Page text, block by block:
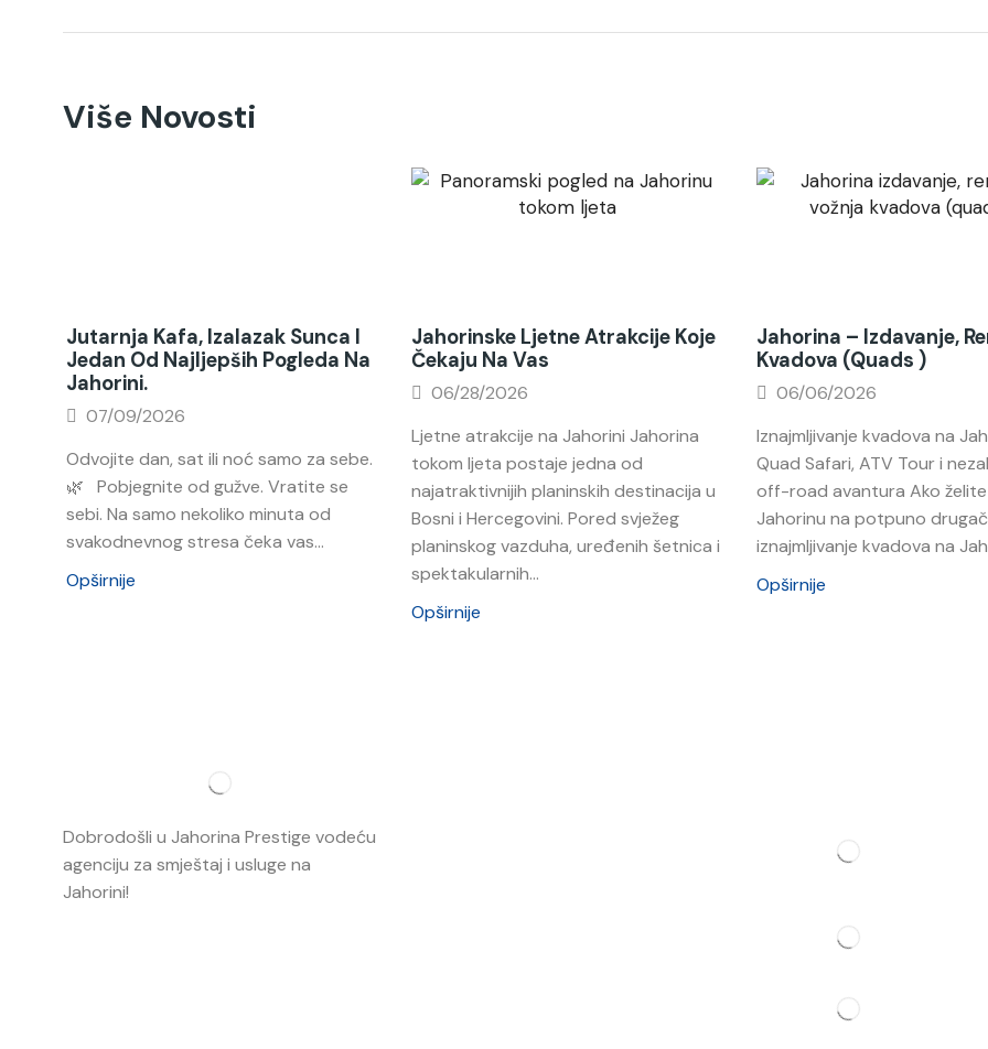
Više Novosti
Jutarnja Kafa, Izalazak Sunca I
Jedan Od Najljepših Pogleda Na
Jahorini.
07/09/2026
Odvojite dan, sat ili noć samo za sebe.
🌿 Pobjegnite od gužve. Vratite se
sebi. Na samo nekoliko minuta od
svakodnevnog stresa čeka vas...
Opširnije
Jahorinske Ljetne Atrakcije Koje
Čekaju Na Vas
06/28/2026
Ljetne atrakcije na Jahorini Jahorina
tokom ljeta postaje jedna od
najatraktivnijih planinskih destinacija u
Bosni i Hercegovini. Pored svježeg
planinskog vazduha, uređenih šetnica i
spektakularnih...
Opširnije
Jahorina – Izdavanje,
Kvadova (quads )
06/06/2026
Iznajmljivanje kvadova na
Quad Safari, ATV Tour i
off-road avantura Ako
Jahorinu na potpuno
iznajmljivanje kvadova na
Opširnije
Dobrodošli u Jahorina Prestige vodeću
agenciju za smještaj i usluge na
Jahorini!